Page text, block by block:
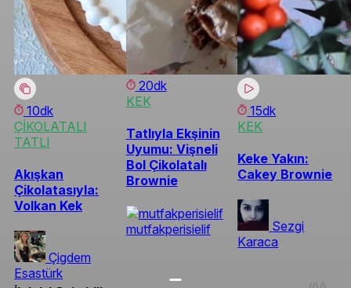
10dk
ÇİKOLATALI
TATLI
Akışkan
Çikolatasıyla:
Volkan Kek
Çigdem
Esastürk
20dk
KEK
Tatlıyla Ekşinin
Uyumu: Vişneli
Bol Çikolatalı
Brownie
mutfakperisielif
15dk
KEK
Keke Yakın:
Cakey Brownie
Sezgi
Karaca